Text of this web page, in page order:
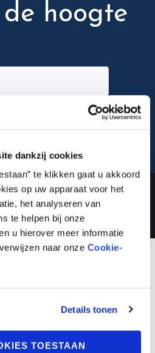
dankzij cookies
te klikken gaat u akkoord
op uw apparaat voor het
het analyseren van
te helpen bij onze
u hierover meer informatie
naar onze Cookie-
Details tonen
TOESTAAN
hoogte
cookiebeleid–privacybeleid